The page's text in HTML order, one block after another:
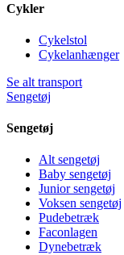
Cykler
Cykelstol
Cykelanhænger
Se alt transport
Sengetøj
Sengetøj
Alt sengetøj
Baby sengetøj
Junior sengetøj
Voksen sengetøj
Pudebetræk
Faconlagen
Dynebetræk